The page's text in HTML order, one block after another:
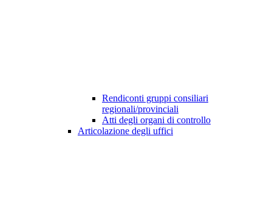
Rendiconti gruppi consiliari
regionali/provinciali
Atti degli organi di controllo
Articolazione degli uffici